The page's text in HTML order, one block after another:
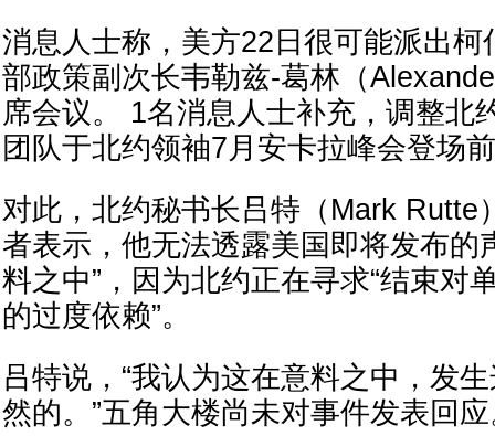
消息人士称，美方22日很可能派出柯
部政策副次长韦勒兹-葛林（
席会议。 1名消息人士补充，调整北
团队于北约领袖7月安卡拉峰会登场
对此，北约秘书长吕特（Mark Rutte
者表示，他无法透露美国即将发布的
料之中”，因为北约正在寻求“结束对
的过度依赖”。
吕特说，“我认为这在意料之中，发
然的。”五角大楼尚未对事件发表回